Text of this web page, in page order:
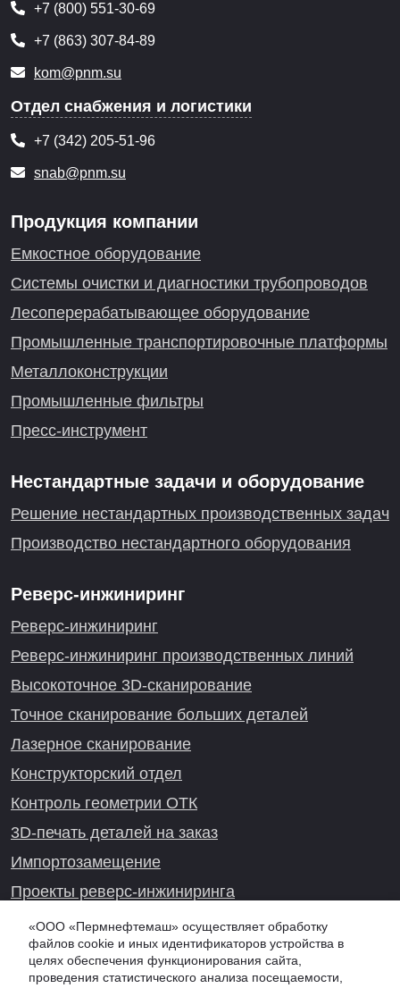
+7 (800) 551-30-69
+7 (863) 307-84-89
kom@pnm.su
Отдел снабжения и логистики
+7 (342) 205-51-96
snab@pnm.su
Продукция компании
Емкостное оборудование
Системы очистки и диагностики трубопроводов
Лесоперерабатывающее оборудование
Промышленные транспортировочные платформы
Металлоконструкции
Промышленные фильтры
Пресс-инструмент
Нестандартные задачи и оборудование
Решение нестандартных производственных задач
Производство нестандартного оборудования
Реверс-инжиниринг
Реверс-инжиниринг
Реверс-инжиниринг производственных линий
Высокоточное 3D-сканирование
Точное сканирование больших деталей
Лазерное сканирование
Конструкторский отдел
Контроль геометрии ОТК
3D-печать деталей на заказ
Импортозамещение
Проекты реверс-инжиниринга
Онлайн-консультация
«ООО «Пермнефтемаш» осуществляет обработку
файлов cookie и иных идентификаторов устройства в
целях обеспечения функционирования сайта,
проведения статистического анализа посещаемости,